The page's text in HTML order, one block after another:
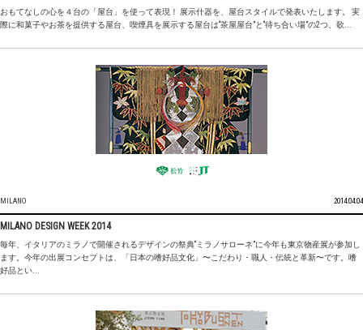
おもてなしの心を４台の「屋台」を使って表現！ 展示什器を、屋台スタイルで発表いたします。 実
際に和菓子やお茶を提供する屋台、喫煙具を展示する屋台は“茶屋屋台”と“待ち合い場”の2つ、歌...
MILANO 2014.04.04
MILANO DESIGN WEEK 2014
毎年、イタリアのミラノで開催されるデザインの祭典“ミラノサローネ”に今年も東京物産展が参加し
ます。今年の出展コンセプトは、「日本の嗜好品文化」〜こだわり・職人・伝統と革新〜です。嗜
好品とい...